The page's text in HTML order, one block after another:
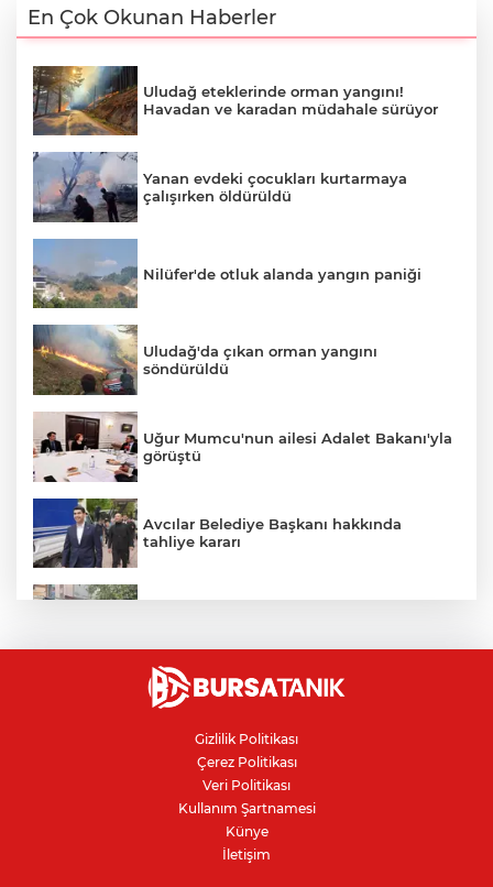
En Çok Okunan Haberler
Uludağ eteklerinde orman yangını!
Havadan ve karadan müdahale sürüyor
Yanan evdeki çocukları kurtarmaya
çalışırken öldürüldü
Nilüfer'de otluk alanda yangın paniği
Uludağ'da çıkan orman yangını
söndürüldü
Uğur Mumcu'nun ailesi Adalet Bakanı'yla
görüştü
Avcılar Belediye Başkanı hakkında
tahliye kararı
Bursa'daki kazada motosikletli duvara
çarparak can verdi
Resmi Gazete’de yayımlandı: Kritik yeşil
pasaport kararı
Nilüfer'de kaldırım işgallerine zabıta
Gizlilik Politikası
Çerez Politikası
Veri Politikası
Kullanım Şartnamesi
Künye
İletişim